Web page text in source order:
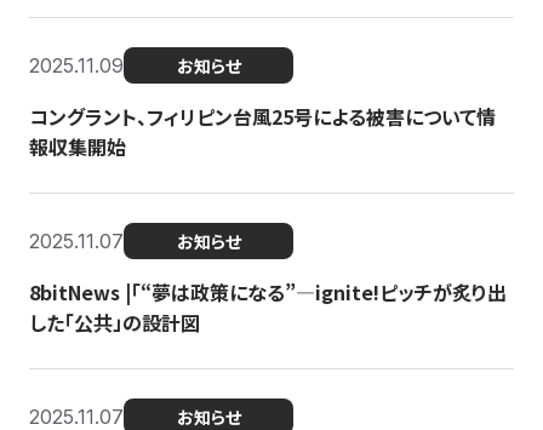
2025.11.09 お知らせ
コングラント、フィリピン台風25号による被害について情
報収集開始
2025.11.07 お知らせ
8bitNews |「“夢は政策になる”—ignite!ピッチが炙り出
した「公共」の設計図
2025.11.07 お知らせ